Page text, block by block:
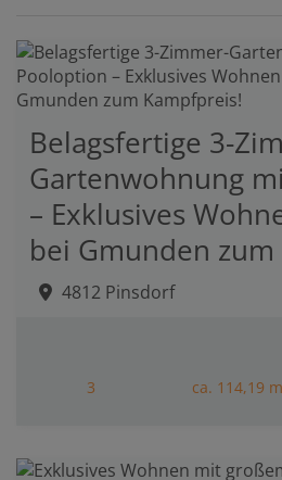
Belagsfertige 3-
Gartenwohnung
– Exklusives
bei Gmunden
4812 Pinsdorf
3 ca. 114,19 m